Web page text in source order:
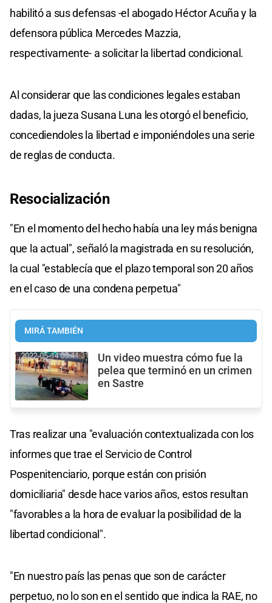
habilitó a sus defensas -el abogado Héctor Acuña y la
defensora pública Mercedes Mazzia,
respectivamente- a solicitar la libertad condicional.
Al considerar que las condiciones legales estaban
dadas, la jueza Susana Luna les otorgó el beneficio,
concediendoles la libertad e imponiéndoles una serie
de reglas de conducta.
Resocialización
"En el momento del hecho había una ley más benigna
que la actual", señaló la magistrada en su resolución,
la cual "establecía que el plazo temporal son 20 años
en el caso de una condena perpetua"
MIRÁ TAMBIÉN
Un video muestra cómo fue la
pelea que terminó en un crimen
en Sastre
Tras realizar una "evaluación contextualizada con los
informes que trae el Servicio de Control
Pospenitenciario, porque están con prisión
domiciliaria" desde hace varios años, estos resultan
"favorables a la hora de evaluar la posibilidad de la
libertad condicional".
"En nuestro país las penas que son de carácter
perpetuo, no lo son en el sentido que indica la RAE, no